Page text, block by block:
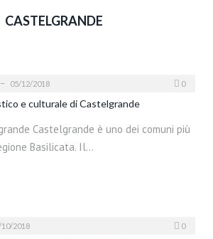
CASTELGRANDE
05/12/2018 0
e culturale di Castelgrande
Castelgrande è uno dei comuni più
Basilicata. Il…
10/2018 0